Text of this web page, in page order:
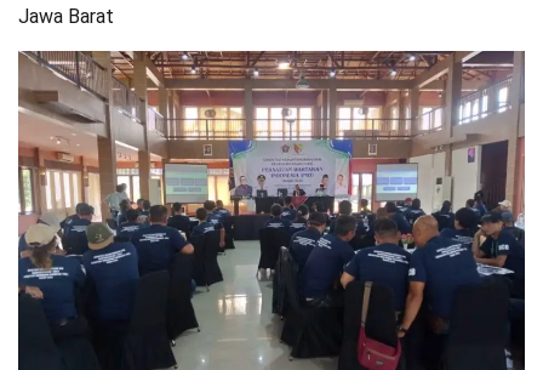
Jawa Barat